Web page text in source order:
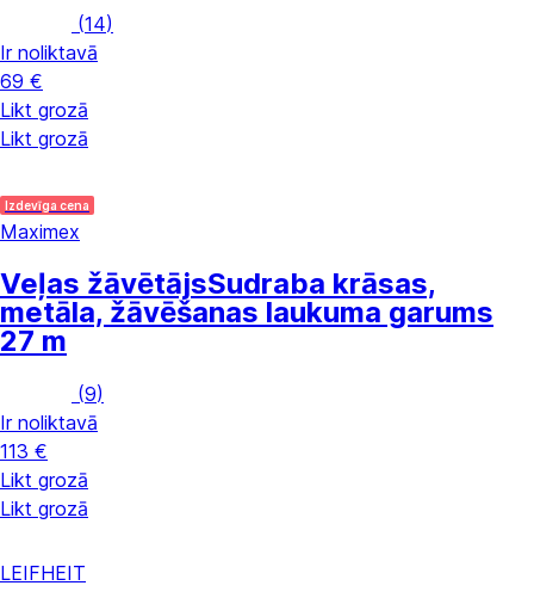
(14)
Ir noliktavā
69 €
Likt grozā
Likt grozā
Izdevīga cena
Maximex
Veļas žāvētājsSudraba krāsas,
metāla, žāvēšanas laukuma garums
27 m
(9)
Ir noliktavā
113 €
Likt grozā
Likt grozā
LEIFHEIT